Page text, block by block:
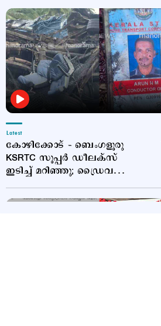
Latest
കോഴിക്കോട് – ബെംഗളൂരു
KSRTC സൂപ്പര്‍ ഡീലക്സ്
ഇടിച്ച് മറിഞ്ഞു; ഡ്രൈവറും
പേര്‍ക്ക് പരുക്ക്